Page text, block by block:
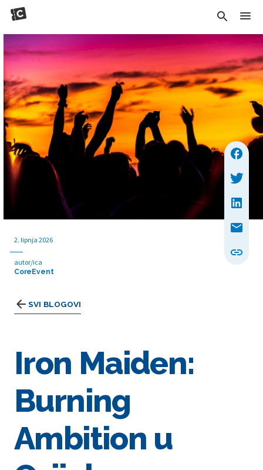
SVI BLOGOVI
2. lipnja 2026
autor/ica
CoreEvent
Iron Maiden:
Burning
Ambition u